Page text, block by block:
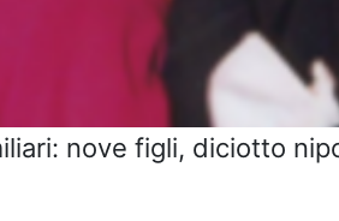
nove figli, diciotto